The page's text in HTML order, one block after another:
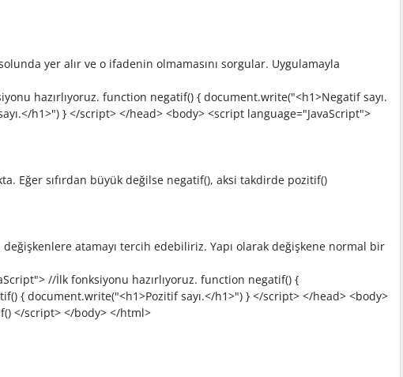
yer alır ve o ifadenin olmamasını sorgular. Uygulamayla
hazırlıyoruz. function negatif() { document.write("<h1>Negatif sayı.
h1>") } </script> </head> <body> <script language="JavaScript">
Eğer sıfırdan büyük değilse negatif(), aksi takdirde pozitif()
atamayı tercih edebiliriz. Yapı olarak değişkene normal bir
//İlk fonksiyonu hazırlıyoruz. function negatif() {
{ document.write("<h1>Pozitif sayı.</h1>") } </script> </head> <body>
</script> </body> </html>